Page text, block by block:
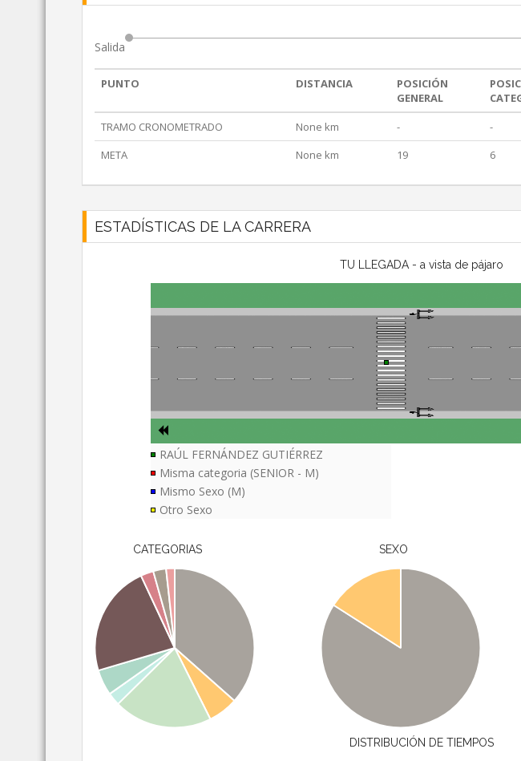
Salida
PUNTO DISTANCIA
POSICIÓN
GENERAL
TRAMO CRONOMETRADO None km - -
META
None km 19 6
ESTADÍSTICAS DE LA CARRERA
TU LLEGADA - a vista de pájaro
RAÚL FERNÁNDEZ GUTIÉRREZ
Misma categoria (SENIOR - M)
Mismo Sexo (M)
Otro Sexo
CATEGORIAS SEXO
DISTRIBUCIÓN DE TIEMPOS